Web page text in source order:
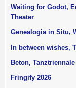
Waiting for Godot,
Theater
Genealogia in Situ,
In between wishes,
Beton, Tanztriennale
Fringify 2026